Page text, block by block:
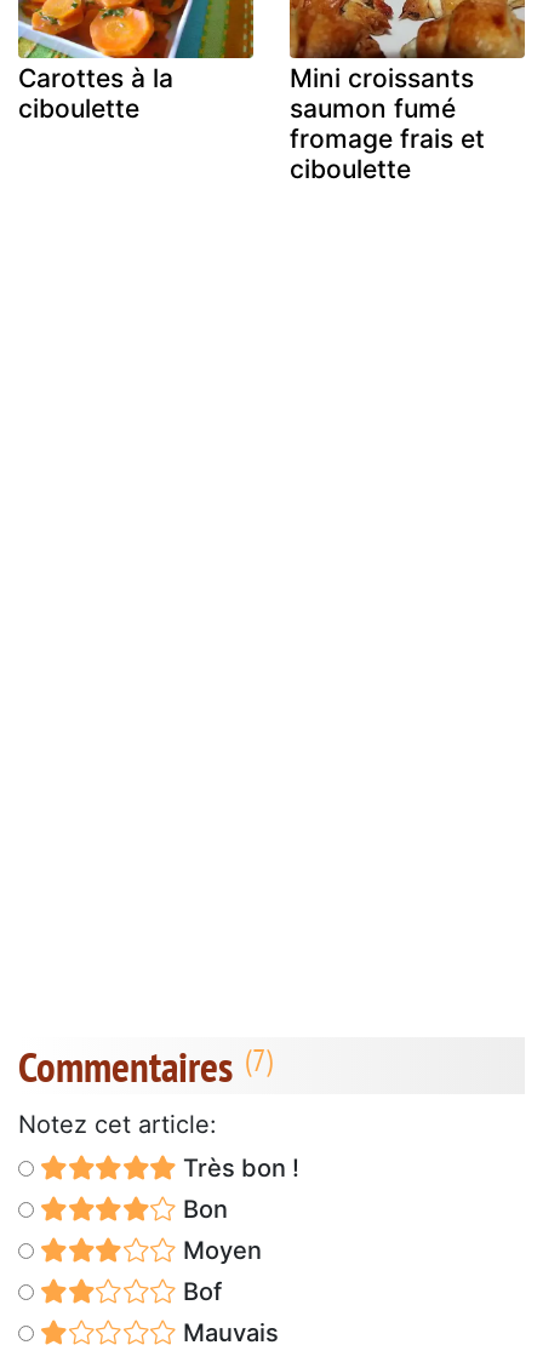
Carottes à la
ciboulette
Mini croissants
saumon fumé
fromage frais et
ciboulette
Commentaires
Notez cet article:
Très bon !
Bon
Moyen
Bof
Mauvais